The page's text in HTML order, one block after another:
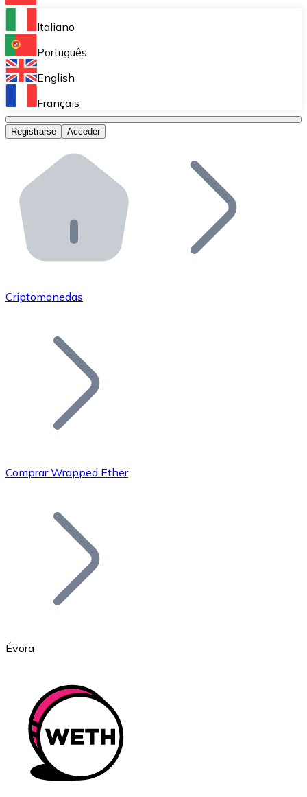
Bitnovo Ramp
Integra nuestra solución en tu plataforma.
Bitnovo Giftcards
Bitnovo OTC
Bitnovo ATM
Integra un ATM Bitnovo en tu negocio y permite que
Bitnovo API
Integra nuestra API en tu ecosistema.
Únete a nuestra red de distribuidores.
Añade tu proyecto a nuestro ecosistema.
Bitcoin
Ethereum
ETH
Italiano
Português
English
Français
Registrarse Acceder
Criptomonedas
Comprar Wrapped Ether
Évora